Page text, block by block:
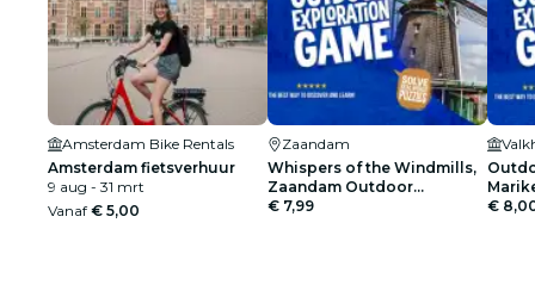
Amsterdam Bike Rentals
Amsterdam fietsverhuur
9 aug - 31 mrt
Vanaf € 5,00
Zaandam
Whispers of the Windmills,
Zaandam Outdoor
Exploration Game
€ 7,99
€